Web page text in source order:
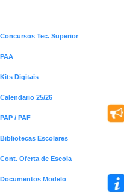
Concursos Tec. Superior
PAA
Kits Digitais
Calendario 25/26
PAP / PAF
Bibliotecas Escolares
Cont. Oferta de Escola
Documentos Modelo